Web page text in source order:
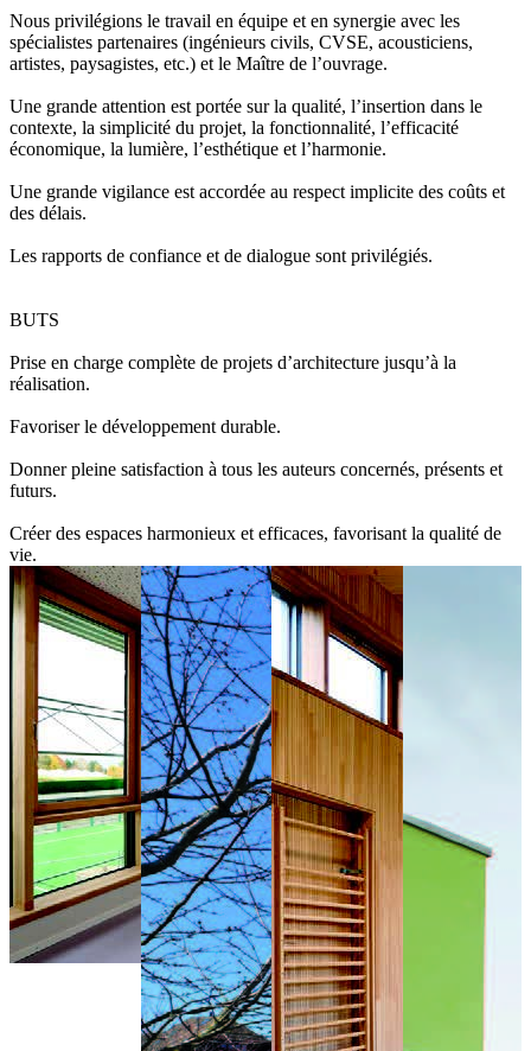
Nous privilégions le travail en équipe et en synergie avec les
spécialistes partenaires (ingénieurs civils, CVSE, acousticiens,
artistes, paysagistes, etc.) et le Maître de l’ouvrage.
Une grande attention est portée sur la qualité, l’insertion dans le
contexte, la simplicité du projet, la fonctionnalité, l’efficacité
économique, la lumière, l’esthétique et l’harmonie.
Une grande vigilance est accordée au respect implicite des coûts et
des délais.
Les rapports de confiance et de dialogue sont privilégiés.
BUTS
Prise en charge complète de projets d’architecture jusqu’à la
réalisation.
Favoriser le développement durable.
Donner pleine satisfaction à tous les auteurs concernés, présents et
futurs.
Créer des espaces harmonieux et efficaces, favorisant la qualité de
vie.